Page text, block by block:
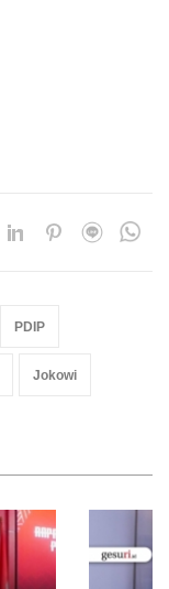
PDIP
Jokowi